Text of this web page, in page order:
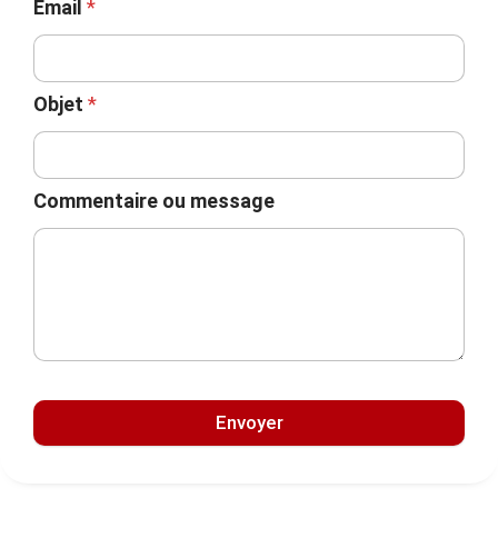
Email *
Objet *
Commentaire ou message
Envoyer